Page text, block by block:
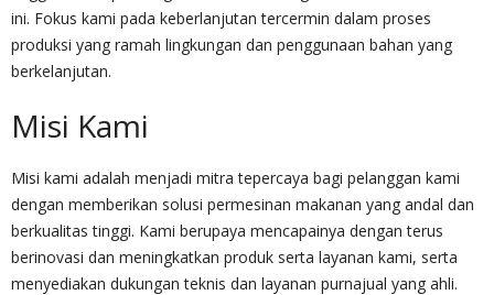
ini. Fokus kami pada keberlanjutan tercermin dalam proses
produksi yang ramah lingkungan dan penggunaan bahan yang
berkelanjutan.
Misi Kami
Misi kami adalah menjadi mitra tepercaya bagi pelanggan kami
dengan memberikan solusi permesinan makanan yang andal dan
berkualitas tinggi. Kami berupaya mencapainya dengan terus
berinovasi dan meningkatkan produk serta layanan kami, serta
menyediakan dukungan teknis dan layanan purnajual yang ahli.